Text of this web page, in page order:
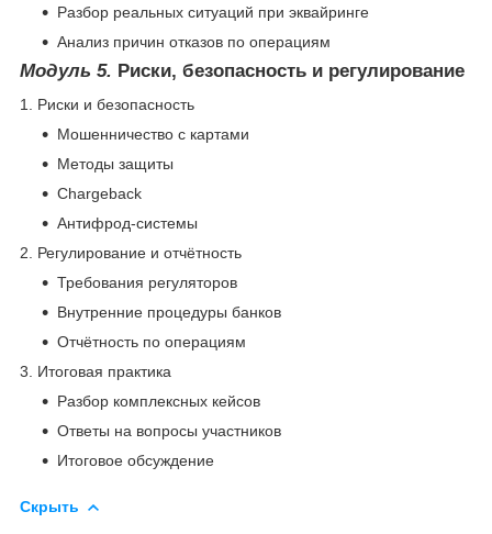
Разбор реальных ситуаций при эквайринге
Анализ причин отказов по операциям
Модуль 5. Риски, безопасность и регулирование
1. Риски и безопасность
Мошенничество с картами
Методы защиты
Chargeback
Антифрод-системы
2. Регулирование и отчётность
Требования регуляторов
Внутренние процедуры банков
Отчётность по операциям
3. Итоговая практика
Разбор комплексных кейсов
Ответы на вопросы участников
Итоговое обсуждение
Скрыть